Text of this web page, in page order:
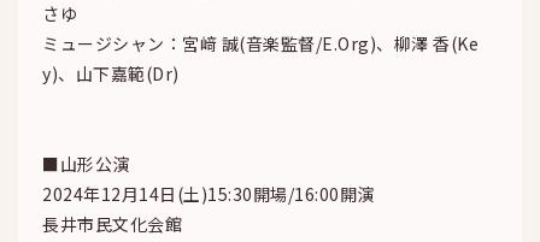
さゆ
ミュージシャン：宮﨑 誠(音楽監督/E.Org)、柳澤 香(Ke
y)、山下嘉範(Dr)
■山形公演
2024年12月14日(土)15:30開場/16:00開演
長井市民文化会館